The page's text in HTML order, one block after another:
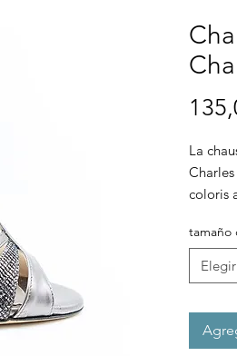
La
coloris
amorti
tamaño
Elegir